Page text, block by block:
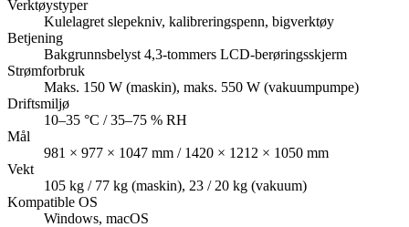
Verktøystyper
Kulelagret slepekniv, kalibreringspenn, bigverktøy
Betjening
Bakgrunnsbelyst 4,3-tommers LCD-berøringsskjerm
Strømforbruk
Maks. 150 W (maskin), maks. 550 W (vakuumpumpe)
Driftsmiljø
10–35 °C / 35–75 % RH
Mål
981 × 977 × 1047 mm / 1420 × 1212 × 1050 mm
Vekt
105 kg / 77 kg (maskin), 23 / 20 kg (vakuum)
Kompatible OS
Windows, macOS